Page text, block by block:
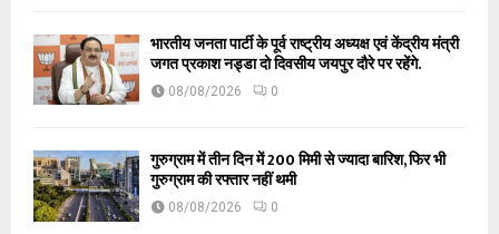
भारतीय जनता पार्टी के पूर्व राष्ट्रीय अध्यक्ष एवं केंद्रीय मंत्री
जगत प्रकाश नड्डा दो दिवसीय जयपुर दौरे पर रहेंगे.
08/08/2026 0
गुरुग्राम में तीन दिन में 200 मिमी से ज्यादा बारिश, फिर भी
गुरुग्राम की रफ्तार नहीं थमी
08/08/2026 0